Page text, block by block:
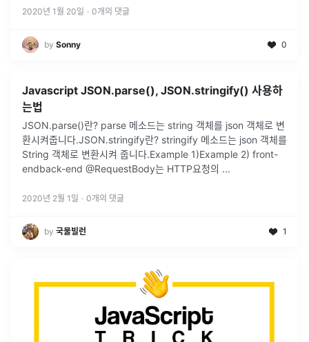
2020년 1월 20일 · 0개의 댓글
by Sonny 0
Javascript JSON.parse(), JSON.stringify() 사용하
는법
JSON.parse()란? parse 메소드는 string 객체를 json 객체로 변
환시켜줍니다. ​ JSON.stringify란? stringify 메소드는 json 객체를
String 객체로 변환시켜 줍니다. ​ Example 1) ​ Example 2) front-
end ​ ​ back-end @RequestBody는 HTTP요청의 ...
2020년 2월 1일 · 0개의 댓글
by 국물빌런 1